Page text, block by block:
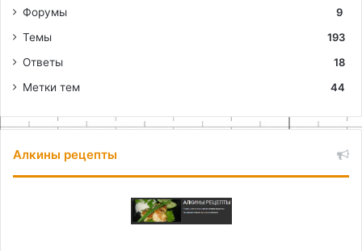
Форумы
9
Темы
193
Ответы
18
Метки тем
44
Алкины рецепты